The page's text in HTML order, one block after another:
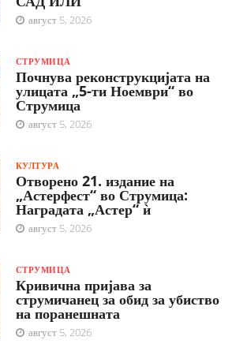
август 5, 2026
СТРУМИЦА
Почнува реконструкцијата на
улицата „5-ти Ноември“ во
Струмица
август 5, 2026
КУЛТУРА
Отворено 21. издание на
„Астерфест“ во Струмица:
Наградата „Астер“ ѝ
август 5, 2026
СТРУМИЦА
Кривична пријава за
струмичанец за обид за убиство
на поранешната
август 5, 2026